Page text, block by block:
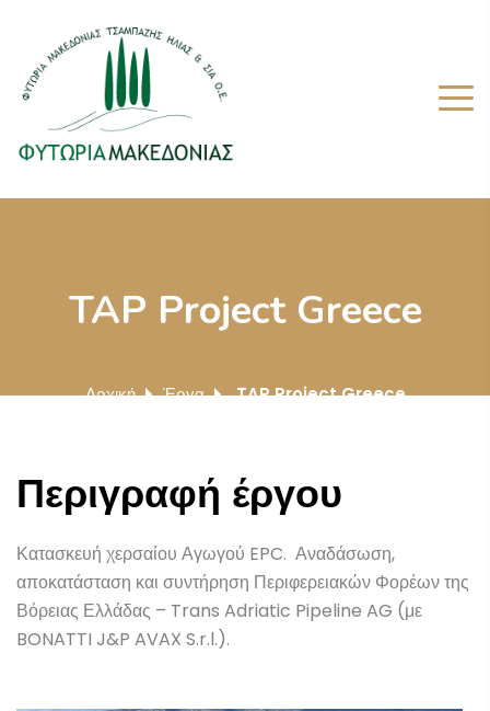
TAP Project Greece
Αρχική Έργα TAP Project Greece
Περιγραφή έργου
Κατασκευή χερσαίου Αγωγού EPC. Αναδάσωση,
αποκατάσταση και συντήρηση Περιφερειακών Φορέων της
Βόρειας Ελλάδας – Trans Adriatic Pipeline AG (με
BONATTI J&P AVAX S.r.l.).